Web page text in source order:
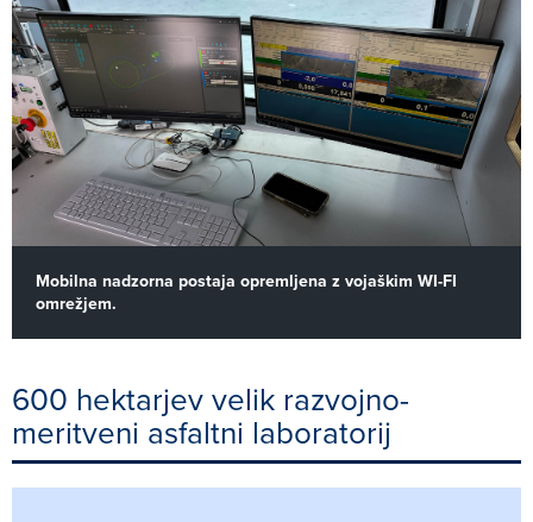
Mobilna nadzorna postaja opremljena z vojaškim WI-FI
omrežjem.
600 hektarjev velik razvojno-
meritveni asfaltni laboratorij